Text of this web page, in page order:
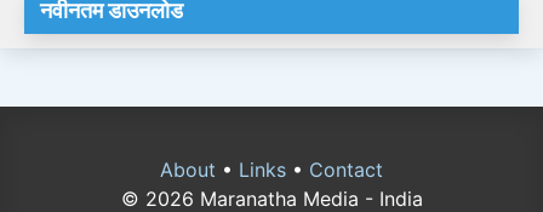
नवीनतम डाउनलोड
About • Links • Contact
© 2026 Maranatha Media - India